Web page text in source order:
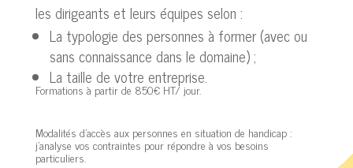
les dirigeants et leurs équipes selon :
La typologie des personnes à former (avec ou
sans connaissance dans le domaine) ;
La taille de votre entreprise.
Formations à partir de 850€ HT/ jour.
Modalités d’accès aux personnes en situation de handicap :
j’analyse vos contraintes pour répondre à vos besoins
particuliers.